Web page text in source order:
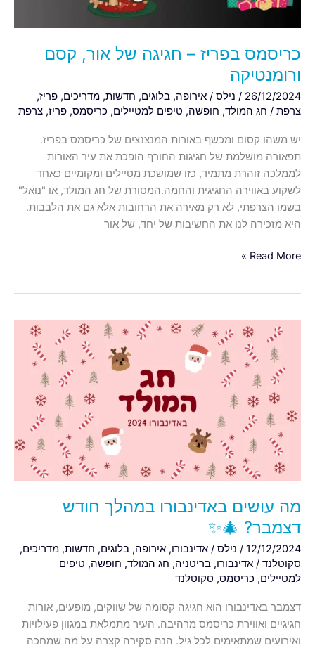
כריסמס בפריז – חגיגה של אור, קסם
ורומנטיקה
26/12/2024
/ נילס / אירופה, בלוגים, חדשות, מדריכים, פריז,
צרפת / חג המולד, חופשה, טיפים למטיילים, כריסמס, פריז, צרפת
יש משהו קסום ומכשף באורות המנצנצים של כריסמס בפריז.
תפאורה מושלמת של חגיגות החורף הופכת את עיר האורות
לממלכה זוהרת מתמיד, כזו שמושכת מטיילים ומקומיים כאחד
לשקוע באווירה החגיגית והחמה.המסורת של חג המולד, או "נואל"
בשמו הצרפתי, לא רק מאירה את הרחובות אלא גם את הלבבות.
היא מזכירה לנו את החשיבות של יחד, של אור
Read More »
מה עושים באדינבורו במהלך חודש
דצמבר? 🎄✨
12/12/2024
/ נילס / אדינבורו, אירופה, בלוגים, חדשות, מדריכים,
סקוטלנד / אדינבורו, בריטניה, חג המולד, חופשה, טיפים
למטיילים, כריסמס, סקוטלנד
דצמבר באדינבורו הוא חגיגה קסומה של שווקים, מופעים, אורות
חגיגיים ואווירת כריסמס מרהיבה. העיר מתמלאת במגוון פעילויות
ואירועים שמתאימים לכל גיל. הנה סקירה קצרה על מה שמחכה
באדינבורו
במהלך
חודש
דצמבר?